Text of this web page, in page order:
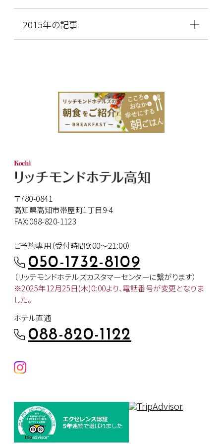
2015年の記事
〒780-0841
高知県高知市帯屋町1丁目9-4
FAX:088-820-1123
ご予約専用（受付時間9:00～21:00）
050-1732-8109
（リッチモンドホテルズカスタマーセンターに繋がります）
※2025年12月25日(木)0:00より、電話番号が変更となりま
した。
ホテル直通
088-820-1122